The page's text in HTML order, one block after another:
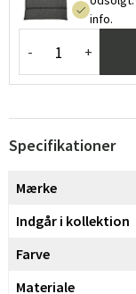
info.
- +
Specifikationer
Mærke
Indgår i kollektion
Farve
Materiale